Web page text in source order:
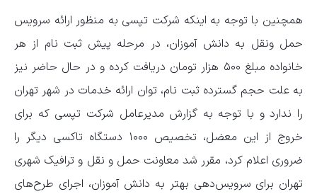
همچنین با توجه به اینکه شرکت تپسی به منظور ارائه سرویس
حمل ونقل به دانش آموزان، در مرحله پیش ثبت نام از هر
خانواده مبلغ ۵۰۰ هزار تومان دریافت کرده و در حال حاضر نیز
به علت حجم گسترده ثبت نام، توان ارائه خدمات در شهر تهران
را ندارد و با توجه به گزارش مدیرعامل شرکت تپسی که برای
خروج از این معضل، تخصیص ۱۰۰۰ دستگاه تاکسی دیگر را
ضروری اعلام کرد، مقرر شد معاونت حمل و نقل و ترافیک شهری
تهران برای سرویس‌دهی بهتر به دانش آموزان، اجرای طرح‌های